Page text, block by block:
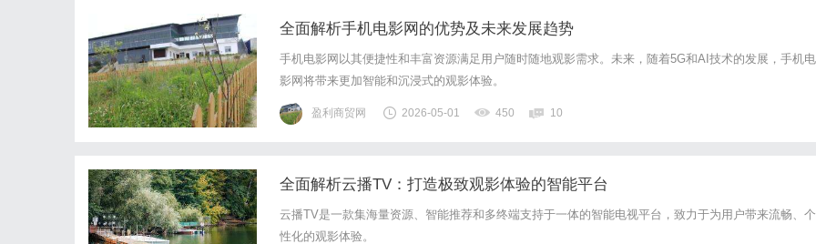
全面解析手机电影网的优势及未来发展趋势
手机电影网以其便捷性和丰富资源满足用户随时随地观影需求。未来，随着5G和AI技术的发展，手机电
影网将带来更加智能和沉浸式的观影体验。
盈利商贸网 2026-05-01 450 10
全面解析云播TV：打造极致观影体验的智能平台
云播TV是一款集海量资源、智能推荐和多终端支持于一体的智能电视平台，致力于为用户带来流畅、个
性化的观影体验。